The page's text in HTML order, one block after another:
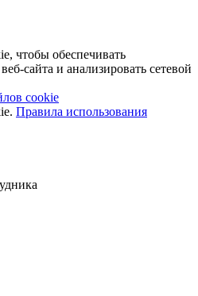
чтобы обеспечивать
сайта и анализировать сетевой
cookie
Правила использования